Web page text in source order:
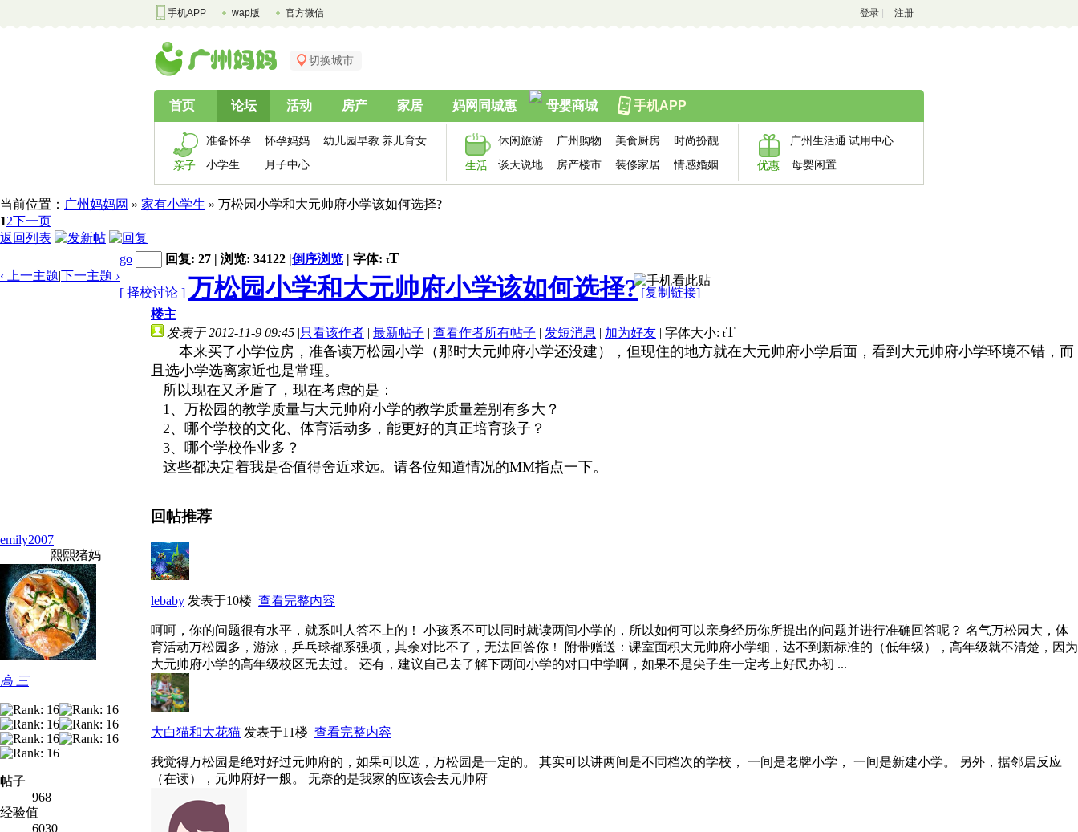
手机APP wap版 官方微信 登录 注册
切换城市
首页 论坛 活动 房产 家居 妈网同城惠 母婴商城 手机APP
亲子
准备怀孕 怀孕妈妈 幼儿园早教 养儿育女
小学生
月子中心 生活
休闲旅游 广州购物 美食厨房
时尚扮靓
谈天说地
房产楼市 装修家居 情感婚姻 优惠
广州生活通 试用中心
母婴闲置
当前位置： 广州妈妈网 » 家有小学生 » 万松园小学和大元帅府小学该如何选择?
12下一页
返回列表
‹ 上一主题|下一主题 ›
go 回复: 27 | 浏览: 34122 |倒序浏览 | 字体: tT
[ 择校讨论 ] 万松园小学和大元帅府小学该如何选择? [复制链接]
emily2007
熙熙猪妈
高 三
帖子
968
经验值
6030
楼主
发表于 2012-11-9 09:45 |只看该作者 | 最新帖子 | 查看作者所有帖子 | 发短消息 | 加为好友 | 字体大小: tT
本来买了小学位房，准备读万松园小学（那时大元帅府小学还没建），但现住的地方就在大元帅府小学后面，看到大元帅府小学环境不错，而
且选小学选离家近也是常理。
所以现在又矛盾了，现在考虑的是：
1、万松园的教学质量与大元帅府小学的教学质量差别有多大？
2、哪个学校的文化、体育活动多，能更好的真正培育孩子？
3、哪个学校作业多？
这些都决定着我是否值得舍近求远。请各位知道情况的MM指点一下。
回帖推荐
lebaby 发表于10楼 查看完整内容
呵呵，你的问题很有水平，就系叫人答不上的！ 小孩系不可以同时就读两间小学的，所以如何可以亲身经历你所提出的问题并进行准确回答呢？ 名气万松园大，体
育活动万松园多，游泳，乒乓球都系强项，其余对比不了，无法回答你！ 附带赠送：课室面积大元帅府小学细，达不到新标准的（低年级），高年级就不清楚，因为
大元帅府小学的高年级校区无去过。 还有，建议自己去了解下两间小学的对口中学啊，如果不是尖子生一定考上好民办初 ...
大白猫和大花猫 发表于11楼 查看完整内容
我觉得万松园是绝对好过元帅府的，如果可以选，万松园是一定的。 其实可以讲两间是不同档次的学校， 一间是老牌小学， 一间是新建小学。 另外，据邻居反应
（在读），元帅府好一般。 无奈的是我家的应该会去元帅府